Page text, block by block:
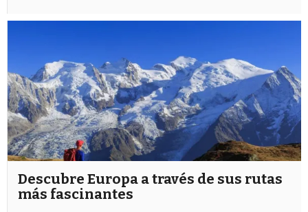
Descubre Europa a través de sus rutas
más fascinantes